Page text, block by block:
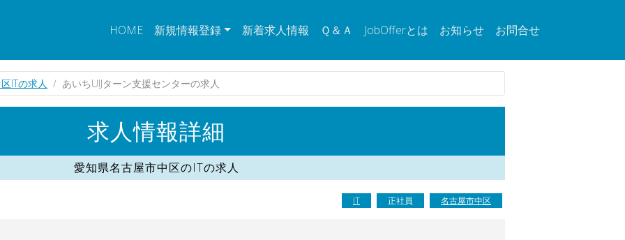
HOME 新規情報登録 新着求人情報 Ｑ＆Ａ JobOfferとは お知らせ お問合せ
ITの求人 あいちUIJターン支援センターの求人
求人情報詳細
愛知県名古屋市中区のITの求人
IT 正社員 名古屋市中区